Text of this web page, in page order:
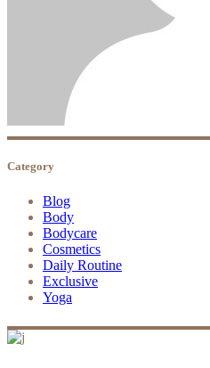
Category
Blog
Body
Bodycare
Cosmetics
Daily Routine
Exclusive
Yoga